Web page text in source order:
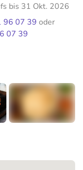
bis 31 Okt. 2026
96 07 39 oder
07 39